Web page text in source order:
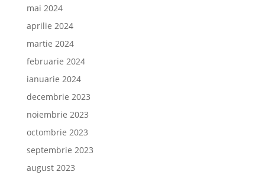
mai 2024
aprilie 2024
martie 2024
februarie 2024
ianuarie 2024
decembrie 2023
noiembrie 2023
octombrie 2023
septembrie 2023
august 2023